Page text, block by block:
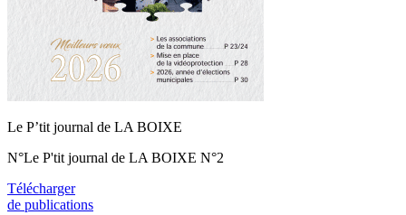
Le P’tit journal de LA BOIXE
N°Le P'tit journal de LA BOIXE N°2
Télécharger
de publications